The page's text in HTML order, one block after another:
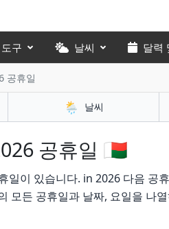
구 날씨 달력
공휴일
🌦️ 날씨
공휴일 🇲🇬
일이 있습니다. in 2026 다음 공
모든 공휴일과 날짜, 요일을 나